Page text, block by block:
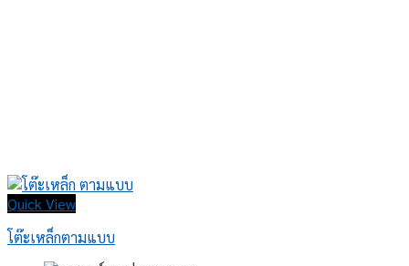
Quick View
โต๊ะเหล็กตามแบบ